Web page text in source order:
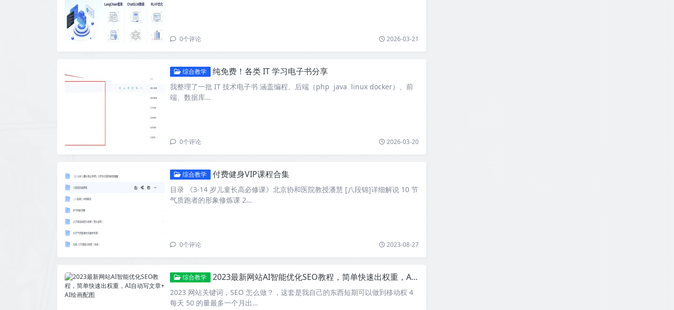
0个评论 2026-03-21
综合教学 纯免费！各类 IT 学习电子书分享
我整理了一批 IT 技术电子书 涵盖编程、后端（php java linux docker）、前
端、数据库…
0个评论 2026-03-20
综合教学 付费健身VIP课程合集
目录 《3-14 岁儿童长高必修课》北京协和医院教授潘慧 [八段锦]详细解说 10 节
气质跑者的形象修炼课 2…
0个评论 2023-08-27
综合教学 2023最新网站AI智能优化SEO教程，简单快速出权重，AI自动写文章+AI绘画配图
2023 网站关键词，SEO 怎么做？，这套是我自己的东西短期可以做到移动权 4
每天 50 的量最多一个月出…